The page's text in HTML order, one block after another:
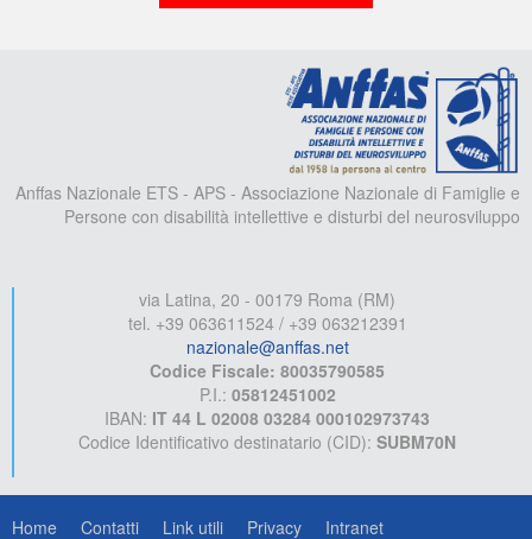
Anffas Nazionale ETS - APS - Associazione Nazionale di Famiglie e
Persone con disabilità intellettive e disturbi del neurosviluppo
via Latina, 20 - 00179 Roma (RM)
tel. +39 063611524 / +39 063212391
nazionale@anffas.net
Codice Fiscale: 80035790585
P.I.: 05812451002
IBAN: IT 44 L 02008 03284 000102973743
Codice Identificativo destinatario (CID): SUBM70N
Home Contatti Link utili Privacy Intranet